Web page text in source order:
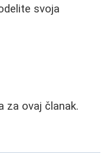
svoja
za ovaj članak.